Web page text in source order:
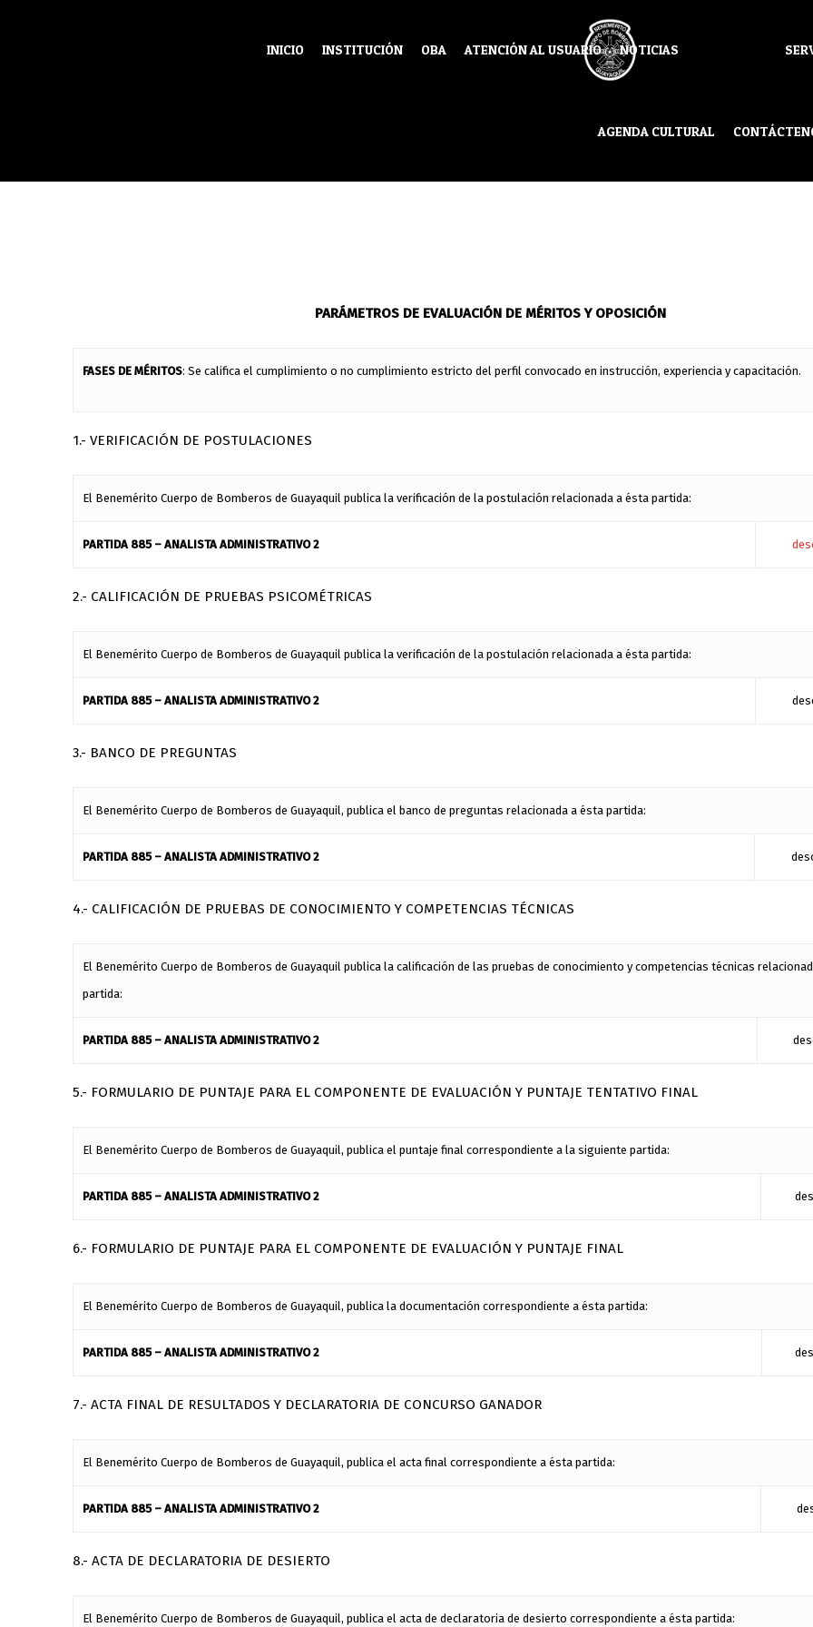
INICIO INSTITUCIÓN OBA ATENCIÓN AL USUARIO NOTICIAS
AGENDA CULTURAL
PARÁMETROS DE EVALUACIÓN DE MÉRITOS Y OPOSICIÓN
FASES DE MÉRITOS: Se califica el cumplimiento o no cumplimiento estricto del perfil convocado en instrucción, experiencia y capacitación.
1.- VERIFICACIÓN DE POSTULACIONES
El Benemérito Cuerpo de Bomberos de Guayaquil publica la verificación de la postulación relacionada a ésta partida:
PARTIDA 885 – ANALISTA ADMINISTRATIVO 2
2.- CALIFICACIÓN DE PRUEBAS PSICOMÉTRICAS
El Benemérito Cuerpo de Bomberos de Guayaquil publica la verificación de la postulación relacionada a ésta partida:
PARTIDA 885 – ANALISTA ADMINISTRATIVO 2
3.- BANCO DE PREGUNTAS
El Benemérito Cuerpo de Bomberos de Guayaquil, publica el banco de preguntas relacionada a ésta partida:
PARTIDA 885 – ANALISTA ADMINISTRATIVO 2
4.- CALIFICACIÓN DE PRUEBAS DE CONOCIMIENTO Y COMPETENCIAS TÉCNICAS
El Benemérito Cuerpo de Bomberos de Guayaquil publica la calificación de las pruebas de conocimiento y competencias técnicas
partida:
PARTIDA 885 – ANALISTA ADMINISTRATIVO 2
5.- FORMULARIO DE PUNTAJE PARA EL COMPONENTE DE EVALUACIÓN Y PUNTAJE TENTATIVO FINAL
El Benemérito Cuerpo de Bomberos de Guayaquil, publica el puntaje final correspondiente a la siguiente partida:
PARTIDA 885 – ANALISTA ADMINISTRATIVO 2
6.- FORMULARIO DE PUNTAJE PARA EL COMPONENTE DE EVALUACIÓN Y PUNTAJE FINAL
El Benemérito Cuerpo de Bomberos de Guayaquil, publica la documentación correspondiente a ésta partida:
PARTIDA 885 – ANALISTA ADMINISTRATIVO 2
7.- ACTA FINAL DE RESULTADOS Y DECLARATORIA DE CONCURSO GANADOR
El Benemérito Cuerpo de Bomberos de Guayaquil, publica el acta final correspondiente a ésta partida:
PARTIDA 885 – ANALISTA ADMINISTRATIVO 2
8.- ACTA DE DECLARATORIA DE DESIERTO
El Benemérito Cuerpo de Bomberos de Guayaquil, publica el acta de declaratoria de desierto correspondiente a ésta partida: